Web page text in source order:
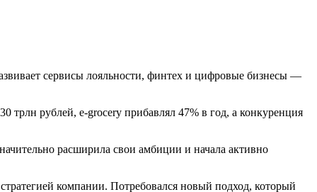
сервисы лояльности, финтех и цифровые бизнесы —
трлн рублей, e-grocery прибавлял 47% в год, а конкуренция
расширила свои амбиции и начала активно
компании. Потребовался новый подход, который